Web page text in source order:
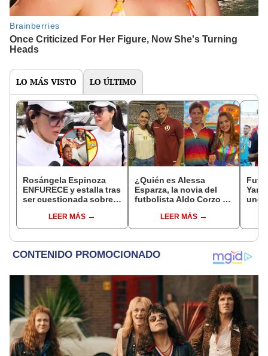
LO MÁS VISTO LO ÚLTIMO
Rosángela Espinoza
ENFURECE y estalla tras
ser cuestionada sobre
"¡Déjenme tranquila!"
LEER MÁS
¿Quién es Alessa
Esparza, la novia del
futbolista Aldo Corzo y
con Andrés Wiese?
LEER MÁS
uno